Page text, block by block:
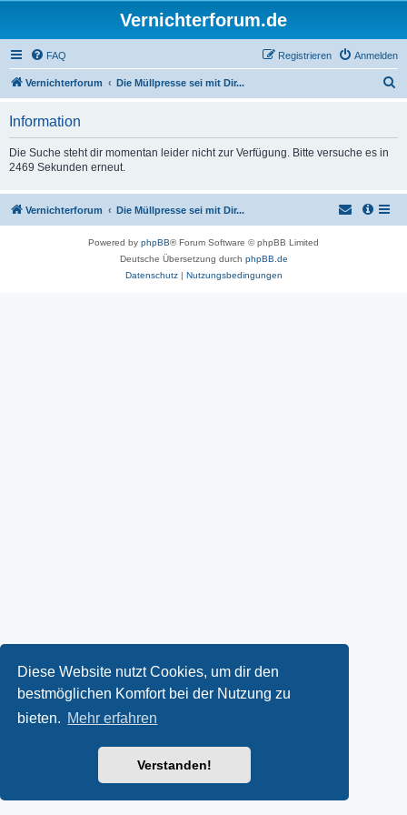
Diese Website nutzt Cookies, um dir den
bestmöglichen Komfort bei der Nutzung zu
bieten. Mehr erfahren
Verstanden!
Vernichterforum.de
FAQ Anmelden
Registrieren
Vernichterforum Die Müllpresse sei mit Dir...
Information
Die Suche steht dir momentan leider nicht zur Verfügung. Bitte versuche es in
2469 Sekunden erneut.
Vernichterforum Die Müllpresse sei mit Dir...
Powered by phpBB® Forum Software © phpBB Limited
Deutsche Übersetzung durch phpBB.de
Datenschutz| Nutzungsbedingungen